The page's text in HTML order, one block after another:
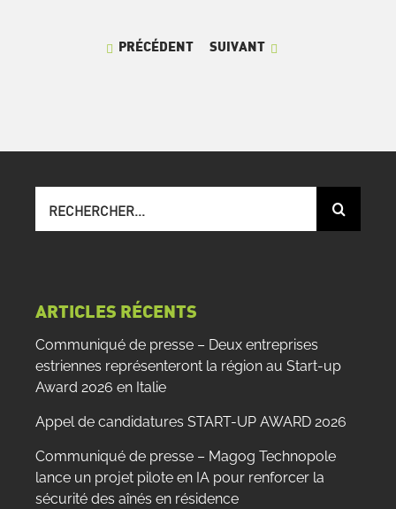
PRÉCÉDENT SUIVANT
sur
ARTICLES RÉCENTS
Communiqué de presse – Deux entreprises
estriennes représenteront la région au Start-up
Award 2026 en Italie
Appel de candidatures START-UP AWARD 2026
Communiqué de presse – Magog Technopole
lance un projet pilote en IA pour renforcer la
sécurité des aînés en résidence